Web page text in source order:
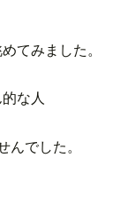
てみました。
な人
んでした。